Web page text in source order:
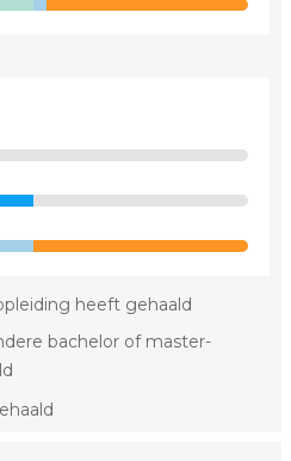
heeft gehaald
bachelor of master-